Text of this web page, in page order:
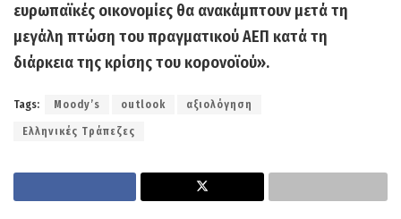
ευρωπαϊκές οικονομίες θα ανακάμπτουν μετά τη
μεγάλη πτώση του πραγματικού ΑΕΠ κατά τη
διάρκεια της κρίσης του κορονοϊού».
Tags: Moody’s outlook αξιολόγηση
Ελληνικές Τράπεζες